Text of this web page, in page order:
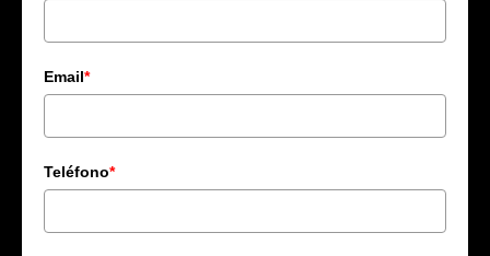
Email*
Teléfono*